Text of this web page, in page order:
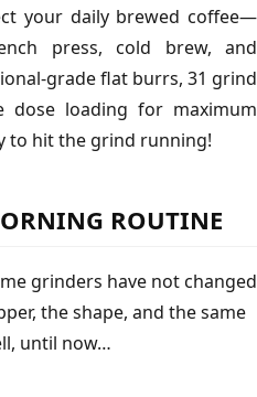
your daily brewed coffee—
press, cold brew, and
grade flat burrs, 31 grind
dose loading for maximum
to hit the grind running!
ROUTINE
grinders have not changed
the shape, and the same
until now…